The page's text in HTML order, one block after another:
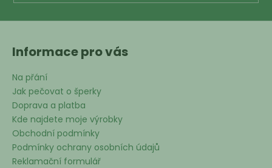
Informace pro vás
Na přání
Jak pečovat o šperky
Doprava a platba
Kde najdete moje výrobky
Obchodní podmínky
Podmínky ochrany osobních údajů
Reklamační formulář